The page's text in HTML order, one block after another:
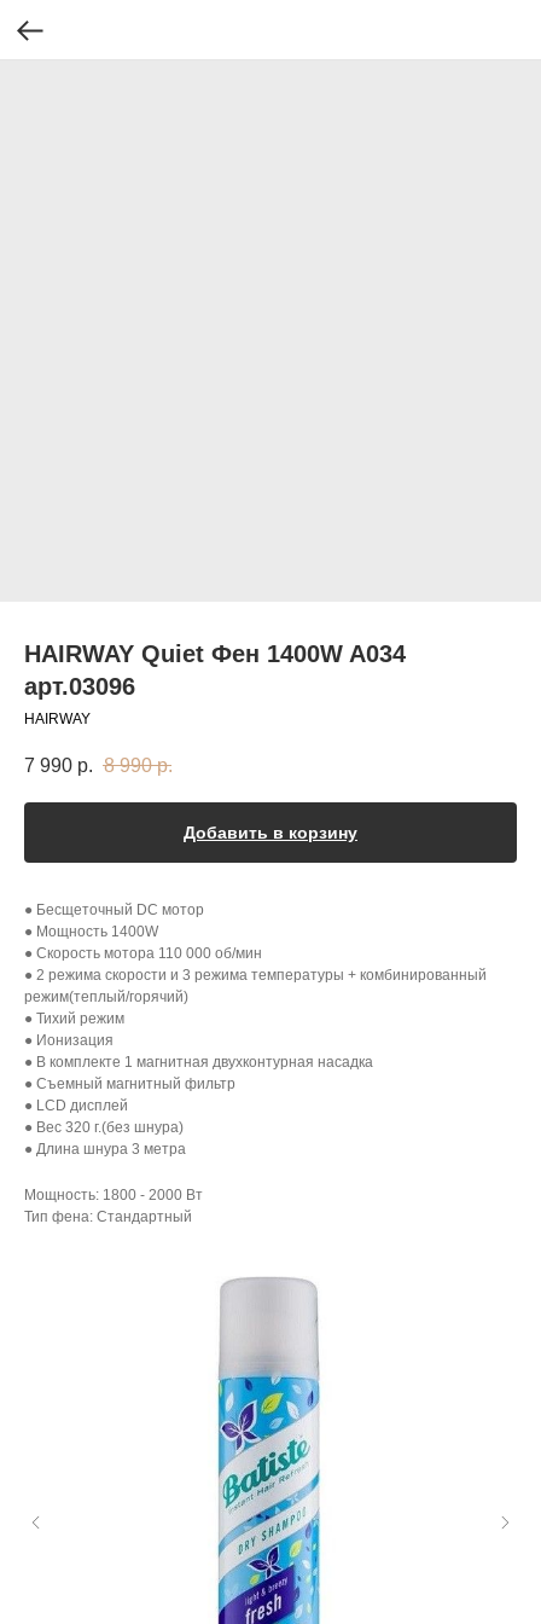
HAIRWAY Quiet Фен 1400W A034
арт.03096
HAIRWAY
7 990 р. 8 990 р.
Добавить в корзину
● Бесщеточный DC мотор
● Мощность 1400W
● Скорость мотора 110 000 об/мин
● 2 режима скорости и 3 режима температуры + комбинированный
режим(теплый/горячий)
● Тихий режим
● Ионизация
● В комплекте 1 магнитная двухконтурная насадка
● Съемный магнитный фильтр
● LCD дисплей
● Вес 320 г.(без шнура)
● Длина шнура 3 метра
Мощность: 1800 - 2000 Вт
Тип фена: Стандартный